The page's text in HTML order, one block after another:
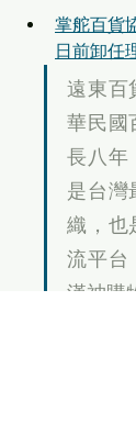
掌舵百貨
日前卸任
遠東百
華民國
長八年
是台灣
織，也
流平台
漢神購